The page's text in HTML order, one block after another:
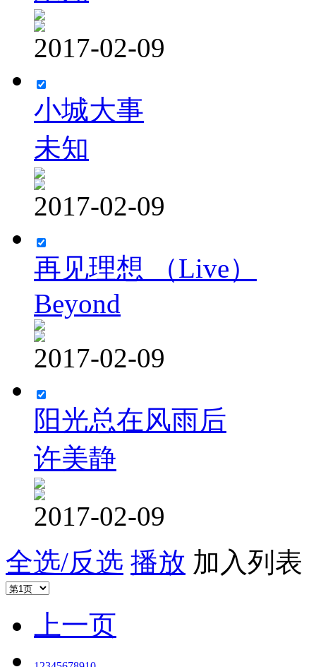
2017-02-09
小城大事
未知
2017-02-09
再见理想 （Live）
Beyond
2017-02-09
阳光总在风雨后
许美静
2017-02-09
全选/反选 播放 加入列表
上一页